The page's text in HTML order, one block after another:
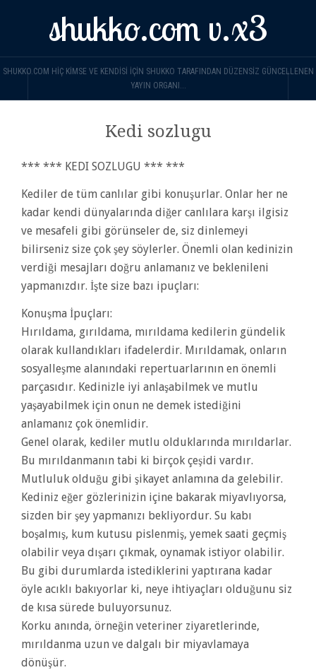
shukko.com v.x3
SHUKKO.COM HIÇ KIMSE VE KENDISI IÇIN SHUKKO TARAFINDAN DÜZENSIZ GÜNCELLENEN
YAYIN ORGANI...
Kedi sozlugu
*** *** KEDI SOZLUGU *** ***
Kediler de tüm canlılar gibi konuşurlar. Onlar her ne
kadar kendi dünyalarında diğer canlılara karşı ilgisiz
ve mesafeli gibi görünseler de, siz dinlemeyi
bilirseniz size çok şey söylerler. Önemli olan kedinizin
verdiği mesajları doğru anlamanız ve beklenileni
yapmanızdır. İşte size bazı ipuçları:
Konuşma İpuçları:
Hırıldama, gırıldama, mırıldama kedilerin gündelik
olarak kullandıkları ifadelerdir. Mırıldamak, onların
sosyalleşme alanındaki repertuarlarının en önemli
parçasıdır. Kedinizle iyi anlaşabilmek ve mutlu
yaşayabilmek için onun ne demek istediğini
anlamanız çok önemlidir.
Genel olarak, kediler mutlu olduklarında mırıldarlar.
Bu mırıldanmanın tabi ki birçok çeşidi vardır.
Mutluluk olduğu gibi şikayet anlamına da gelebilir.
Kediniz eğer gözlerinizin içine bakarak miyavlıyorsa,
sizden bir şey yapmanızı bekliyordur. Su kabı
boşalmış, kum kutusu pislenmiş, yemek saati geçmiş
olabilir veya dışarı çıkmak, oynamak istiyor olabilir.
Bu gibi durumlarda istediklerini yaptırana kadar
öyle acıklı bakıyorlar ki, neye ihtiyaçları olduğunu siz
de kısa sürede buluyorsunuz.
Korku anında, örneğin veteriner ziyaretlerinde,
mırıldanma uzun ve dalgalı bir miyavlamaya
dönüşür.